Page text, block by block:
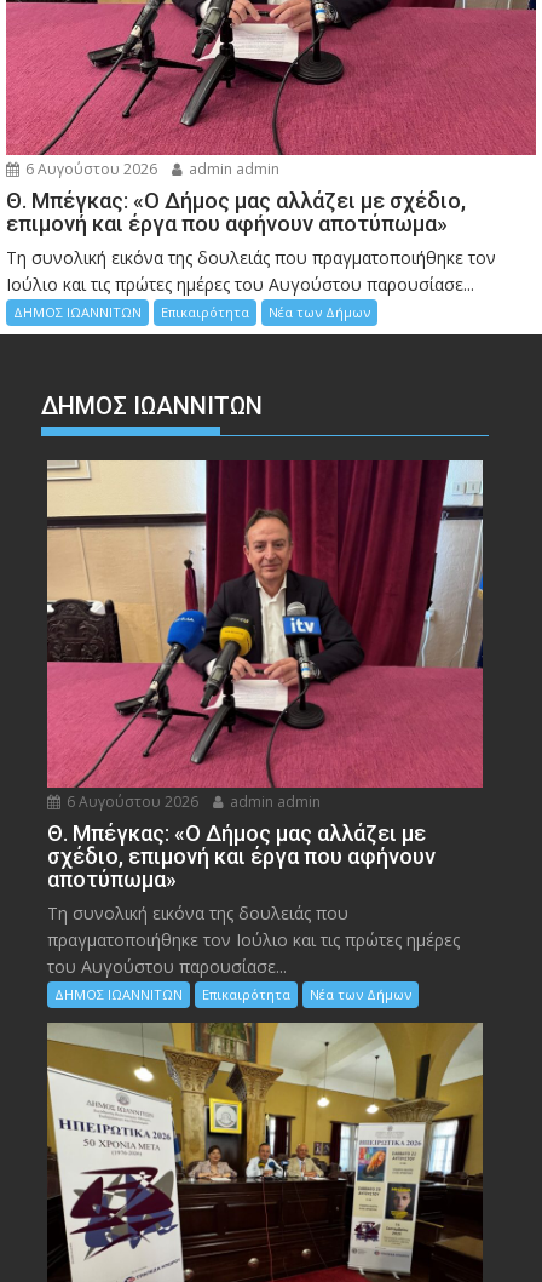
6 Αυγούστου 2026 admin admin
Θ. Μπέγκας: «Ο Δήμος μας αλλάζει με σχέδιο,
επιμονή και έργα που αφήνουν αποτύπωμα»
Τη συνολική εικόνα της δουλειάς που πραγματοποιήθηκε τον
Ιούλιο και τις πρώτες ημέρες του Αυγούστου παρουσίασε...
ΔΗΜΟΣ ΙΩΑΝΝΙΤΩΝ Επικαιρότητα Νέα των Δήμων
ΔΗΜΟΣ ΙΩΑΝΝΙΤΩΝ
6 Αυγούστου 2026 admin admin
Θ. Μπέγκας: «Ο Δήμος μας αλλάζει με
σχέδιο, επιμονή και έργα που αφήνουν
αποτύπωμα»
Τη συνολική εικόνα της δουλειάς που
πραγματοποιήθηκε τον Ιούλιο και τις πρώτες ημέρες
του Αυγούστου παρουσίασε...
ΔΗΜΟΣ ΙΩΑΝΝΙΤΩΝ Επικαιρότητα Νέα των Δήμων